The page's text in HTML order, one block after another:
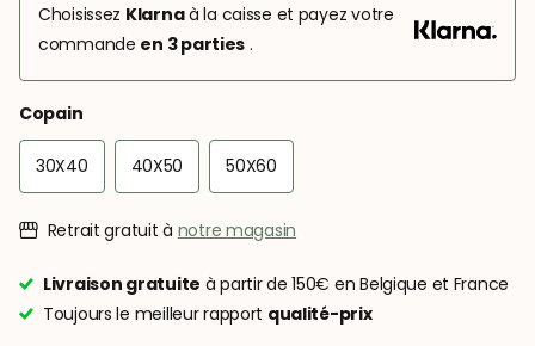
Choisissez Klarnaà la caisse et payez votre
commande en 3 parties .
Copain
30X40 40X50 50X60
Retrait gratuit à notre magasin
Livraison gratuite à partir de 150€ en Belgique et France
Toujours le meilleur rapport qualité-prix